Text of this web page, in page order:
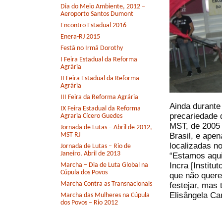
Dia do Meio Ambiente, 2012 –
Aeroporto Santos Dumont
Encontro Estadual 2016
Enera-RJ 2015
Festã no Irmã Dorothy
I Feira Estadual da Reforma
Agrária
II Feira Estadual da Reforma
Agrária
III Feira da Reforma Agrária
IX Feira Estadual da Reforma
Agraria Cícero Guedes
Jornada de Lutas – Abril de 2012,
MST RJ
Jornada de Lutas – Rio de
Janeiro, Abril de 2013
Marcha – Dia de Luta Global na
Cúpula dos Povos
Marcha Contra as Transnacionais
Marcha das Mulheres na Cúpula
dos Povos – Rio 2012
Ainda
precariedade
MST, de
Brasil, e
localizadas
“Estamos
Incra
que não
festejar, mas
Elisângela